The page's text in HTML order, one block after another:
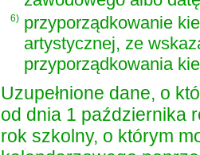
6) przyporządkowanie
artystycznej, ze
przyporządkowania
Uzupełnione dane, o
od dnia 1 października
rok szkolny, o którym